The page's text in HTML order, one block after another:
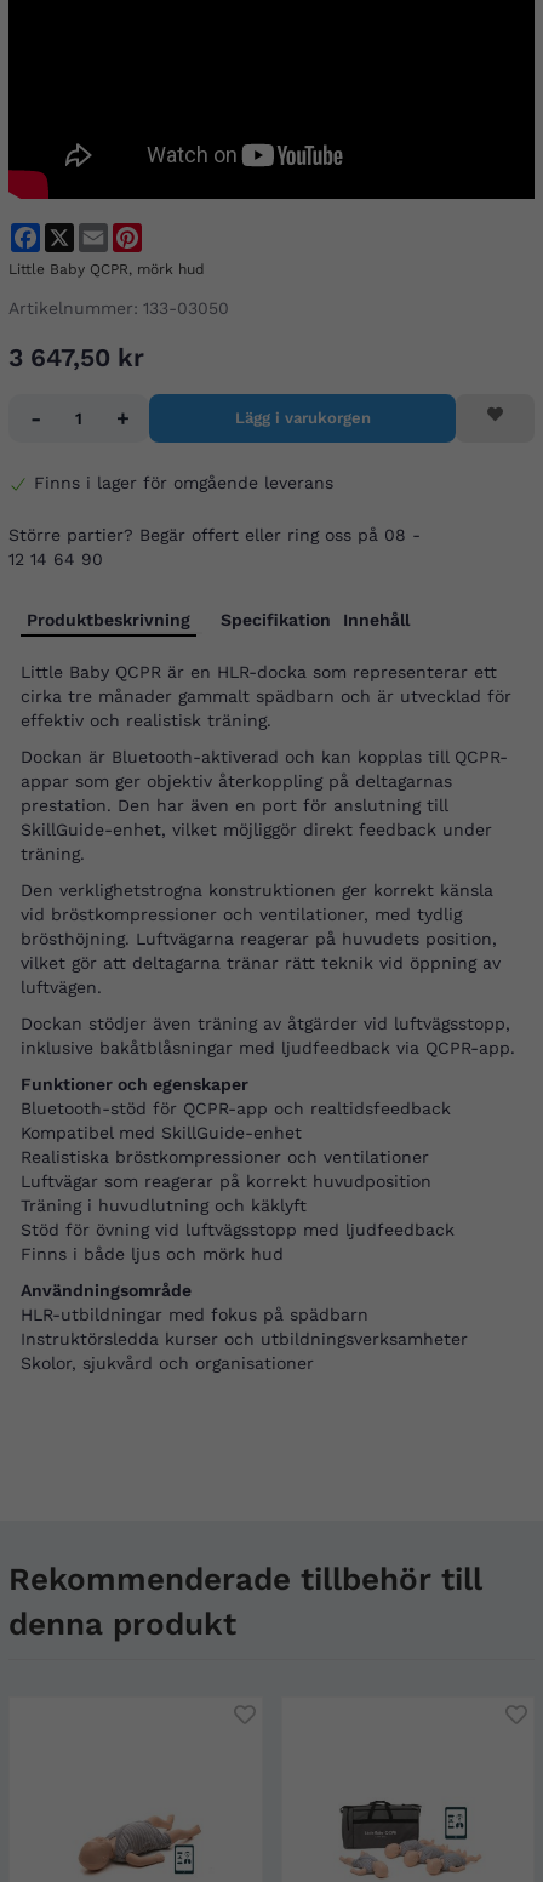
FacebookEmail
Little Baby QCPR, mörk hud
Artikelnummer: 133-03050
3 647,50 kr
- + Lägg i varukorgen
Finns i lager för omgående leverans
Större partier? Begär offert eller ring oss på 08 -
12 14 64 90
Produktbeskrivning Specifikation Innehåll
Little Baby QCPR är en HLR-docka som representerar ett
cirka tre månader gammalt spädbarn och är utvecklad för
effektiv och realistisk träning.
Dockan är Bluetooth-aktiverad och kan kopplas till QCPR-
appar som ger objektiv återkoppling på deltagarnas
prestation. Den har även en port för anslutning till
SkillGuide-enhet, vilket möjliggör direkt feedback under
träning.
Den verklighetstrogna konstruktionen ger korrekt känsla
vid bröstkompressioner och ventilationer, med tydlig
brösthöjning. Luftvägarna reagerar på huvudets position,
vilket gör att deltagarna tränar rätt teknik vid öppning av
luftvägen.
Dockan stödjer även träning av åtgärder vid luftvägsstopp,
inklusive bakåtblåsningar med ljudfeedback via QCPR-app.
Funktioner och egenskaper
Bluetooth-stöd för QCPR-app och realtidsfeedback
Kompatibel med SkillGuide-enhet
Realistiska bröstkompressioner och ventilationer
Luftvägar som reagerar på korrekt huvudposition
Träning i huvudlutning och käklyft
Stöd för övning vid luftvägsstopp med ljudfeedback
Finns i både ljus och mörk hud
Användningsområde
HLR-utbildningar med fokus på spädbarn
Instruktörsledda kurser och utbildningsverksamheter
Skolor, sjukvård och organisationer
Rekommenderade tillbehör till
denna produkt